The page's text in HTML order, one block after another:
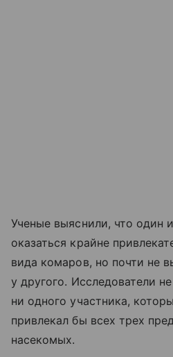
Ученые выяснили, что один
оказаться крайне
вида комаров, но почти не
у другого. Исследователи
ни одного участника,
привлекал бы всех трех
насекомых.